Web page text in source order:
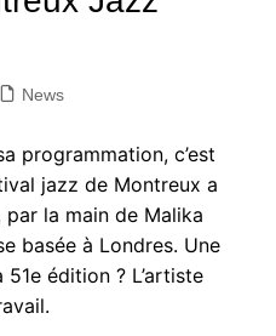
News
programmation, c’est
jazz de Montreux a
la main de Malika
basée à Londres. Une
édition ? L’artiste